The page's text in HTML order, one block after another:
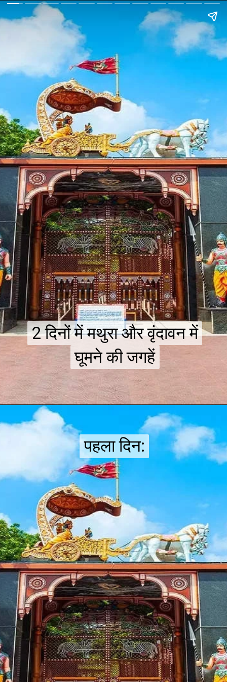
2 दिनों में मथुरा और वृंदावन में
घूमने की जगहें
2 दिनों में मथुरा और वृंदावन में
घूमने की जगहें
पहला दिन:
पहला दिन: